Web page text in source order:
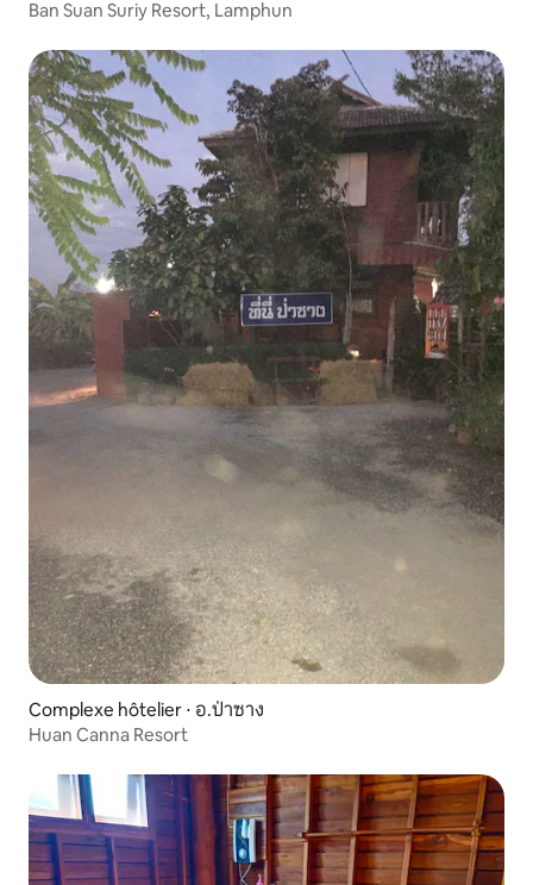
Ban Suan Suriy Resort, Lamphun
Complexe hôtelier ⋅ อ.ป่าซาง
Huan Canna Resort